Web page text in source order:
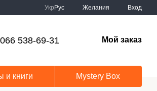
Укр Рус Желания Вход
066 538-69-31 Мой заказ
и книги Mystery Box